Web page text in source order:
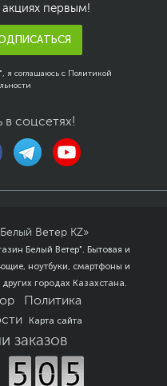
акциях первым!
я соглашаюсь с Политикой
в соцсетях!
Ветер KZ»
Белый Ветер". Бытовая и
ноутбуки, смартфоны и
городах Казахстана.
Политика
Карта сайта
заказов